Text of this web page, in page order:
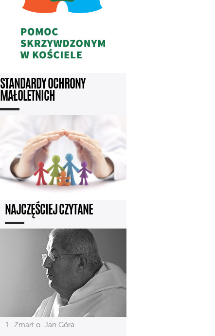
STANDARDY OCHRONY
MAŁOLETNICH
NAJCZĘŚCIEJ CZYTANE
Zmarł o. Jan Góra